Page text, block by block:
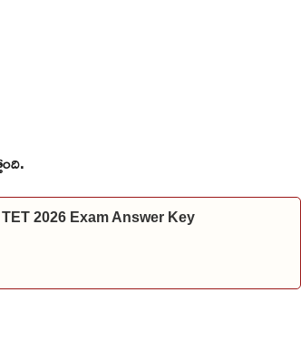
2026 Exam Answer Key